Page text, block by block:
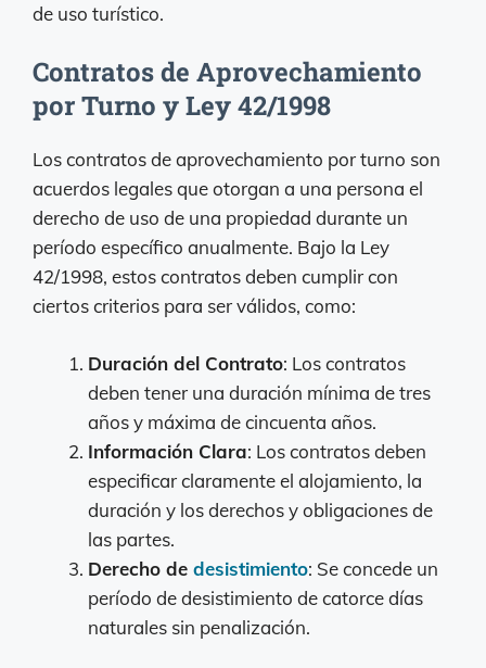
de uso turístico.
Contratos de Aprovechamiento
por Turno y Ley 42/1998
Los contratos de aprovechamiento por turno son
acuerdos legales que otorgan a una persona el
derecho de uso de una propiedad durante un
período específico anualmente. Bajo la Ley
42/1998, estos contratos deben cumplir con
ciertos criterios para ser válidos, como:
Duración del Contrato: Los contratos
deben tener una duración mínima de tres
años y máxima de cincuenta años.
Información Clara: Los contratos deben
especificar claramente el alojamiento, la
duración y los derechos y obligaciones de
las partes.
Derecho de desistimiento: Se concede un
período de desistimiento de catorce días
naturales sin penalización.